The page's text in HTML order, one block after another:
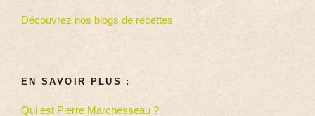
Découvrez nos blogs de recettes
EN SAVOIR PLUS :
Qui est Pierre Marchesseau ?